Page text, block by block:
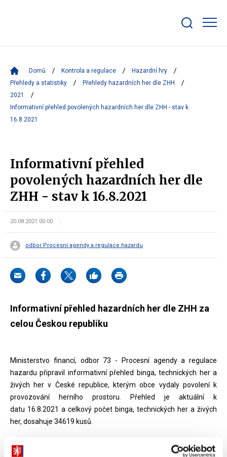
bar
Domů Kontrola a regulace
Hazardní hry
Přehledy a statistiky
Přehledy hazardních her dle ZHH
2021
Informativní přehled povolených hazardních her dle ZHH - stav k
16.8.2021
Informativní přehled
povolených hazardních her dle
ZHH - stav k 16.8.2021
20.08.2021 00:00
odbor Procesní agendy a regulace hazardu
Informativní přehled hazardních her dle ZHH za
celou Českou republiku
Ministerstvo financí, odbor 73 - Procesní agendy a regulace
hazardu připravil informativní přehled binga, technických her a
živých her v České republice, kterým obce vydaly povolení k
provozování herního prostoru. Přehled je aktuální k
datu 16.8.2021 a celkový počet binga, technických her a živých
her, dosahuje 34619 kusů.